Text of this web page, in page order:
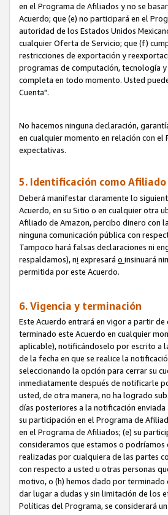
en el Programa de Afiliados y no se
Acuerdo; que (e) no participará en el
autoridad de los Estados Unidos
cualquier Oferta de Servicio; que (f)
restricciones de exportación y
programas de computación, tecnología
completa en todo momento. Usted
Cuenta".
No hacemos ninguna declaración,
en cualquier momento en relación con el
expectativas.
5. Identificación como Afiliado
Deberá manifestar claramente lo
Acuerdo, en su Sitio o en cualquier otra
Afiliado de Amazon, percibo dinero con
ninguna comunicación pública con
Tampoco hará falsas declaraciones ni
respaldamos), ni expresará o insinuará
permitida por este Acuerdo.
6. Vigencia y terminación
Este Acuerdo entrará en vigor a partir
terminado este Acuerdo en cualquier
aplicable), notificándoselo por escrito a
de la fecha en que se realice la
seleccionando la opción para cerrar su
inmediatamente después de notificarle
usted, de otra manera, no ha logrado
días posteriores a la notificación
su participación en el Programa de
en el Programa de Afiliados; (e) su
consideramos que estamos o
realizadas por cualquiera de las partes
con respecto a usted u otras personas
motivo, o (h) hemos dado por
dar lugar a dudas y sin limitación de los
Políticas del Programa, se considerará